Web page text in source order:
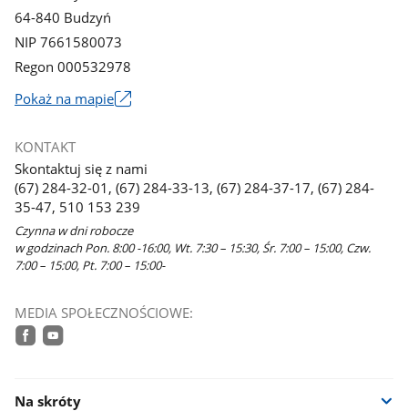
64-840 Budzyń
NIP 7661580073
Regon 000532978
Pokaż na mapieLink
nowym
oknie
KONTAKT
Skontaktuj się z nami
(67) 284-32-01, (67) 284-33-13, (67) 284-37-17, (67) 284-
35-47, 510 153 239
Czynna w dni robocze
w godzinach Pon. 8:00 -16:00, Wt. 7:30 – 15:30, Śr. 7:00 – 15:00, Czw.
7:00 – 15:00, Pt. 7:00 – 15:00-
MEDIA SPOŁECZNOŚCIOWE:
Na skróty